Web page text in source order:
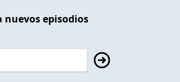
nuevos episodios